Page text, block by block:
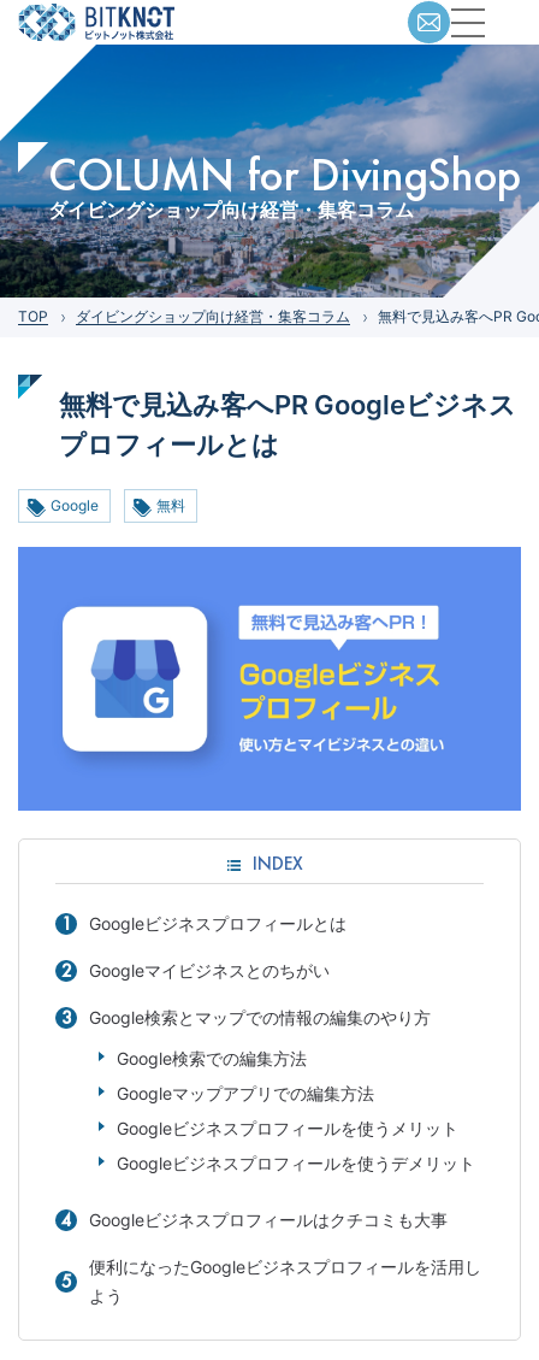
COLUMN for DivingShop
ダイビングショップ向け経営・集客コラム
TOP ダイビングショップ向け経営・集客コラム 無料で見込み客へPR
無料で見込み客へPR Googleビジネス
プロフィールとは
Google 無料
INDEX
Googleビジネスプロフィールとは
Googleマイビジネスとのちがい
Google検索とマップでの情報の編集のやり方
Google検索での編集方法
Googleマップアプリでの編集方法
Googleビジネスプロフィールを使うメリット
Googleビジネスプロフィールを使うデメリット
Googleビジネスプロフィールはクチコミも大事
便利になったGoogleビジネスプロフィールを活用し
よう